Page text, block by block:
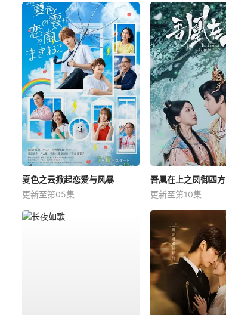
夏色之云掀起恋爱与风暴
更新至第05集
吾凰在上之凤御四方
更新至第10集